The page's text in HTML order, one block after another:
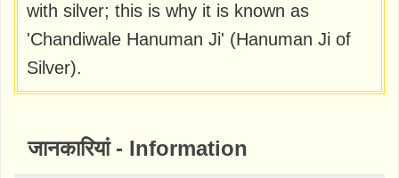
with silver; this is why it is known as
'Chandiwale Hanuman Ji' (Hanuman Ji of
Silver).
जानकारियां - Information